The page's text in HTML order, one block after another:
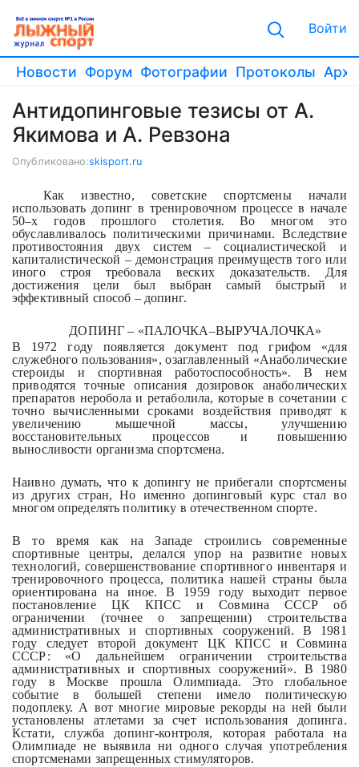
Войти
Новости Форум Фотографии Протоколы
Антидопинговые тезисы от А.
Якимова и А. Ревзона
Опубликовано:skisport.ru
Как известно, советские спортсмены начали
использовать допинг в тренировочном процессе в начале
50–х годов прошлого столетия. Во многом это
обуславливалось политическими причинами. Вследствие
противостояния двух систем – социалистической и
капиталистической – демонстрация преимуществ того или
иного строя требовала веских доказательств. Для
достижения цели был выбран самый быстрый и
эффективный способ – допинг.
ДОПИНГ – «ПАЛОЧКА–ВЫРУЧАЛОЧКА»
В 1972 году появляется документ под грифом «для
служебного пользования», озаглавленный «Анаболические
стероиды и спортивная работоспособность». В нем
приводятся точные описания дозировок анаболических
препаратов неробола и ретаболила, которые в сочетании с
точно вычисленными сроками воздействия приводят к
увеличению мышечной массы, улучшению
восстановительных процессов и повышению
выносливости организма спортсмена.
Наивно думать, что к допингу не прибегали спортсмены
из других стран, Но именно допинговый курс стал во
многом определять политику в отечественном спорте.
В то время как на Западе строились современные
спортивные центры, делался упор на развитие новых
технологий, совершенствование спортивного инвентаря и
тренировочного процесса, политика нашей страны была
ориентирована на иное. В 1959 году выходит первое
постановление ЦК КПСС и Совмина СССР об
ограничении (точнее о запрещении) строительства
административных и спортивных сооружений. В 1981
году следует второй документ ЦК КПСС и Совмина
СССР: «О дальнейшем ограничении строительства
административных и спортивных сооружений». В 1980
году в Москве прошла Олимпиада. Это глобальное
событие в большей степени имело политическую
подоплеку. А вот многие мировые рекорды на ней были
установлены атлетами за счет использования допинга.
Кстати, служба допинг-контроля, которая работала на
Олимпиаде не выявила ни одного случая употребления
спортсменами запрещенных стимуляторов.